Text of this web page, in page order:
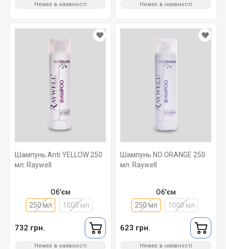
Немає в наявності Немає в наявності
Шампунь Anti YELLOW 250
мл. Raywell
Об'єм
250 мл
1000 мл
732 грн.
Немає в наявності
Шампунь NO ORANGE 250
мл. Raywell
Об'єм
250 мл
1000 мл
623 грн.
Немає в наявності